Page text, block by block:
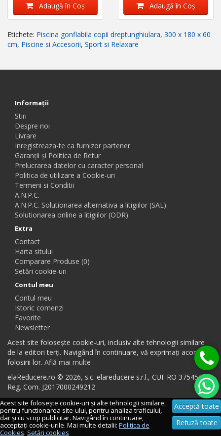
Adaugă în Coş Adaugă în Coş
Etichete: Piscina gonflabila copii dreptunghiulara, 300 x 180 x 60
cm, Piscine si Accesorii, Sport si Relaxare
Informaţii
Stiri
Despre noi
Livrare
Inregistreaza-te ca furnizor partener
Garanții și Politica de Retur
Prelucrarea datelor cu caracter personal
Politica de utilizare a Cookie-uri
Termeni si Conditii
A.N.P.C.
A.N.P.C. Solutionarea alternativa a litigiilor (SAL)
Solutionarea online a litigiilor (ODR)
Extra
Contact
Harta sitului
Comparare Produse (0)
Setări cookie-uri
Contul meu
Contul meu
Istoric comenzi
Favorite
Newsletter
Acest site folosește cookie-uri, inclusiv alte tehnologii similare
de la editori terți. Navigând în continuare, vă exprimați acordul
folosirii lor. Află mai multe
elaReducere.ro © 2026, s.c. elareducere s.r.l., CUI: RO 37545384,
Reg. Com. J2017000249212
Acest site folosește cookie-uri și alte tehnologii similare,
pentru functionarea site-ului, pentru analiza traficului,
dar și cu scop publicitar. Navigând în continuare,
acceptați cookie-urile. Mai multe detalii: Politica de
Cookies. Setări cookies
Acceptă toate
Refuză toate